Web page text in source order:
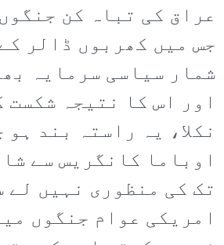
عراق کی تباہ کن
جس میں کھربوں ڈالر
شمار سیاسی سرمایہ
اور اس کا نتیجہ
نکلا، یہ راستہ بند
اوباما کانگریس سے
تک کی منظوری نہیں لے
امریکی عوام جنگوں